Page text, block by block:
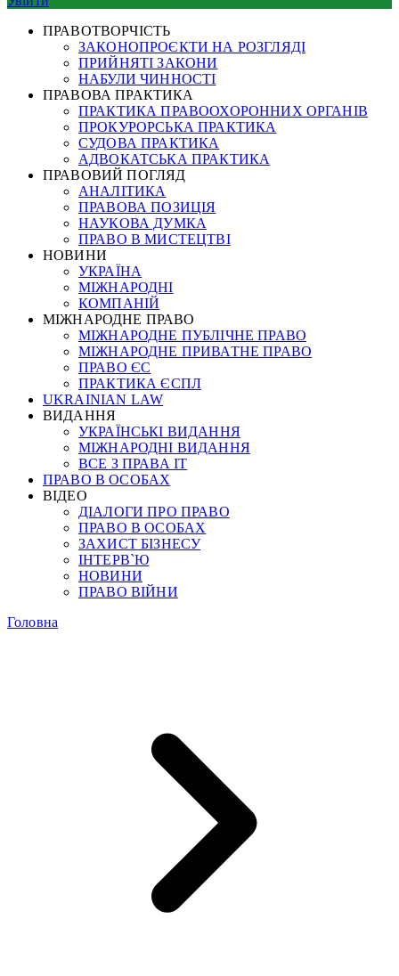
ПРАВОТВОРЧІСТЬ
ЗАКОНОПРОЄКТИ НА РОЗГЛЯДІ
ПРИЙНЯТІ ЗАКОНИ
НАБУЛИ ЧИННОСТІ
ПРАВОВА ПРАКТИКА
ПРАКТИКА ПРАВООХОРОННИХ ОРГАНІВ
ПРОКУРОРСЬКА ПРАКТИКА
СУДОВА ПРАКТИКА
АДВОКАТСЬКА ПРАКТИКА
ПРАВОВИЙ ПОГЛЯД
АНАЛІТИКА
ПРАВОВА ПОЗИЦІЯ
НАУКОВА ДУМКА
ПРАВО В МИСТЕЦТВІ
НОВИНИ
УКРАЇНА
МІЖНАРОДНІ
КОМПАНІЙ
МІЖНАРОДНЕ ПРАВО
МІЖНАРОДНЕ ПУБЛІЧНЕ ПРАВО
МІЖНАРОДНЕ ПРИВАТНЕ ПРАВО
ПРАВО ЄС
ПРАКТИКА ЄСПЛ
UKRAINIAN LAW
ВИДАННЯ
УКРАЇНСЬКІ ВИДАННЯ
МІЖНАРОДНІ ВИДАННЯ
ВСЕ З ПРАВА ІТ
ПРАВО В ОСОБАХ
ВІДЕО
ДІАЛОГИ ПРО ПРАВО
ПРАВО В ОСОБАХ
ЗАХИСТ БІЗНЕСУ
ІНТЕРВ`Ю
НОВИНИ
ПРАВО ВІЙНИ
Головна